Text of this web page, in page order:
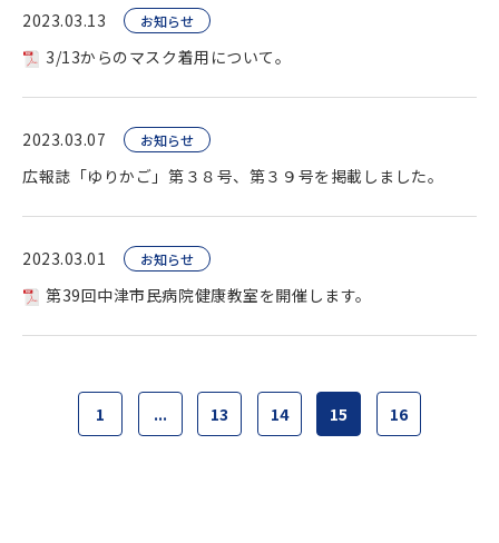
2023.03.13 お知らせ
3/13からのマスク着用について。
2023.03.07 お知らせ
広報誌「ゆりかご」第３８号、第３９号を掲載しました。
2023.03.01 お知らせ
第39回中津市民病院健康教室を開催します。
1 ... 13 14 15 16